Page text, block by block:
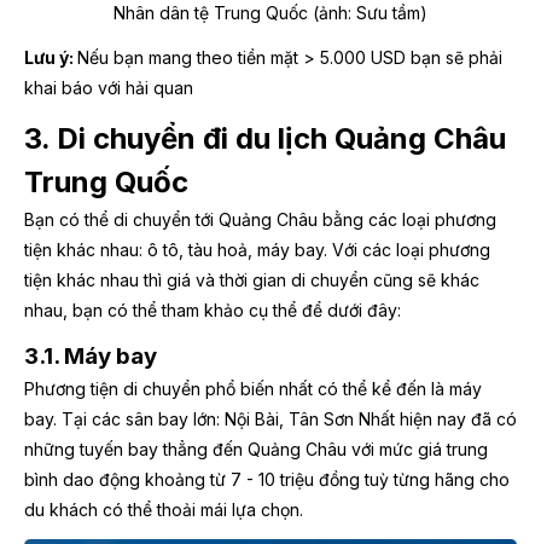
Nhân dân tệ Trung Quốc (ảnh: Sưu tầm)
Lưu ý: Nếu bạn mang theo tiền mặt > 5.000 USD bạn sẽ phải
khai báo với hải quan
3. Di chuyển đi du lịch Quảng Châu
Trung Quốc
Bạn có thể di chuyển tới Quảng Châu bằng các loại phương
tiện khác nhau: ô tô, tàu hoả, máy bay. Với các loại phương
tiện khác nhau thì giá và thời gian di chuyển cũng sẽ khác
nhau, bạn có thể tham khảo cụ thể để dưới đây:
3.1. Máy bay
Phương tiện di chuyển phổ biến nhất có thể kể đến là máy
bay. Tại các sân bay lớn: Nội Bài, Tân Sơn Nhất hiện nay đã có
những tuyến bay thẳng đến Quảng Châu với mức giá trung
bình dao động khoảng từ 7 - 10 triệu đồng tuỳ từng hãng cho
du khách có thể thoải mái lựa chọn.